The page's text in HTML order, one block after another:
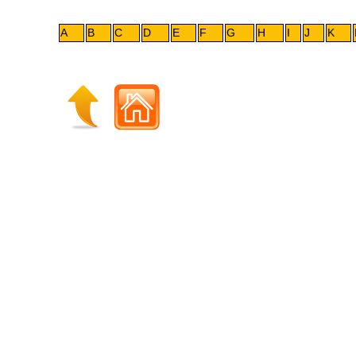
A B C D E F G H I J K L